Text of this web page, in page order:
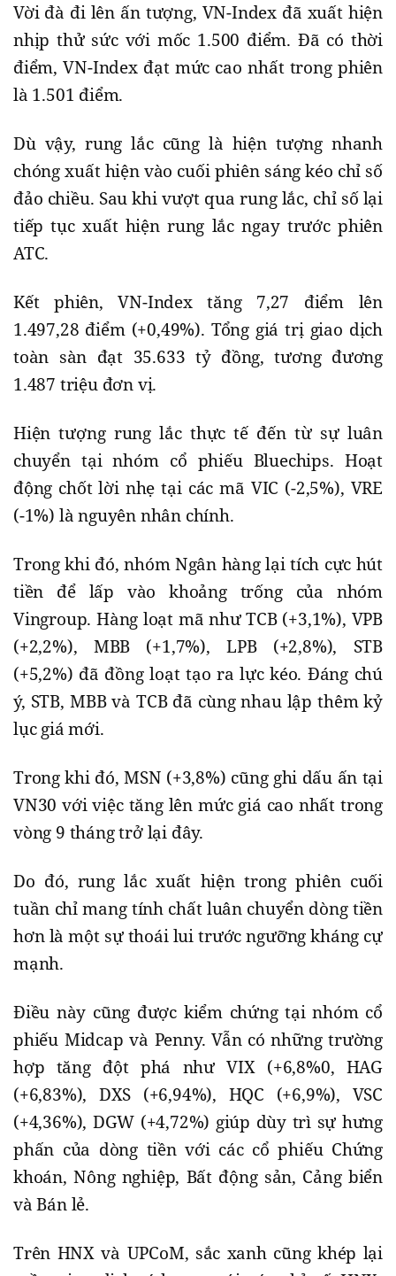
Vời đà đi lên ấn tượng, VN-Index đã xuất hiện
nhịp thử sức với mốc 1.500 điểm. Đã có thời
điểm, VN-Index đạt mức cao nhất trong phiên
là 1.501 điểm.
Dù vậy, rung lắc cũng là hiện tượng nhanh
chóng xuất hiện vào cuối phiên sáng kéo chỉ số
đảo chiều. Sau khi vượt qua rung lắc, chỉ số lại
tiếp tục xuất hiện rung lắc ngay trước phiên
ATC.
Kết phiên, VN-Index tăng 7,27 điểm lên
1.497,28 điểm (+0,49%). Tổng giá trị giao dịch
toàn sàn đạt 35.633 tỷ đồng, tương đương
1.487 triệu đơn vị.
Hiện tượng rung lắc thực tế đến từ sự luân
chuyển tại nhóm cổ phiếu Bluechips. Hoạt
động chốt lời nhẹ tại các mã VIC (-2,5%), VRE
(-1%) là nguyên nhân chính.
Trong khi đó, nhóm Ngân hàng lại tích cực hút
tiền để lấp vào khoảng trống của nhóm
Vingroup. Hàng loạt mã như TCB (+3,1%), VPB
(+2,2%), MBB (+1,7%), LPB (+2,8%), STB
(+5,2%) đã đồng loạt tạo ra lực kéo. Đáng chú
ý, STB, MBB và TCB đã cùng nhau lập thêm kỷ
lục giá mới.
Trong khi đó, MSN (+3,8%) cũng ghi dấu ấn tại
VN30 với việc tăng lên mức giá cao nhất trong
vòng 9 tháng trở lại đây.
Do đó, rung lắc xuất hiện trong phiên cuối
tuần chỉ mang tính chất luân chuyển dòng tiền
hơn là một sự thoái lui trước ngưỡng kháng cự
mạnh.
Điều này cũng được kiểm chứng tại nhóm cổ
phiếu Midcap và Penny. Vẫn có những trường
hợp tăng đột phá như VIX (+6,8%0, HAG
(+6,83%), DXS (+6,94%), HQC (+6,9%), VSC
(+4,36%), DGW (+4,72%) giúp dùy trì sự hưng
phấn của dòng tiền với các cổ phiếu Chứng
khoán, Nông nghiệp, Bất động sản, Cảng biển
và Bán lẻ.
Trên HNX và UPCoM, sắc xanh cũng khép lại